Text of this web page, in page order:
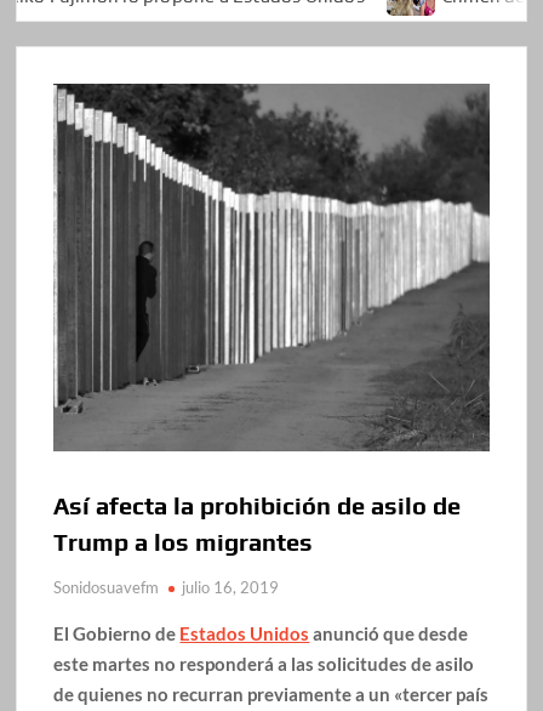
Así afecta la prohibición de asilo de
Trump a los migrantes
Sonidosuavefm julio 16, 2019
El Gobierno de Estados Unidos anunció que desde
este martes no responderá a las solicitudes de asilo
de quienes no recurran previamente a un «tercer país